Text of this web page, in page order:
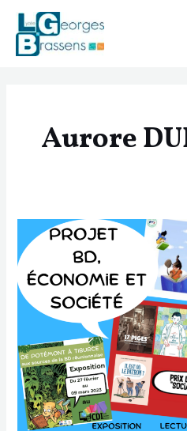
Aller
contenu
Aurore
Projet
BD,
Économie
et
société
Pagination
d’article